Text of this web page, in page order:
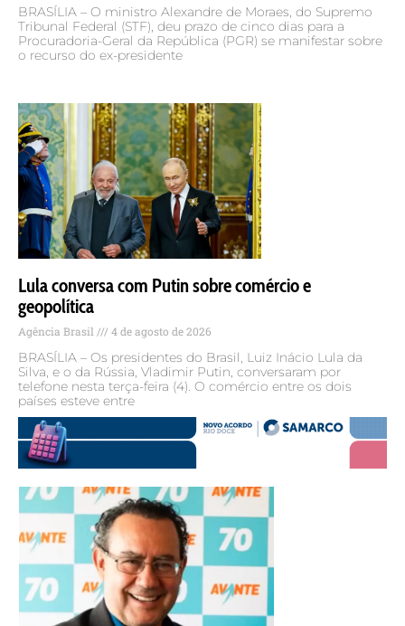
BRASÍLIA – O ministro Alexandre de Moraes, do Supremo
Tribunal Federal (STF), deu prazo de cinco dias para a
Procuradoria-Geral da República (PGR) se manifestar sobre
o recurso do ex-presidente
Lula conversa com Putin sobre comércio e
geopolítica
Agência Brasil 4 de agosto de 2026
BRASÍLIA – Os presidentes do Brasil, Luiz Inácio Lula da
Silva, e o da Rússia, Vladimir Putin, conversaram por
telefone nesta terça-feira (4). O comércio entre os dois
países esteve entre